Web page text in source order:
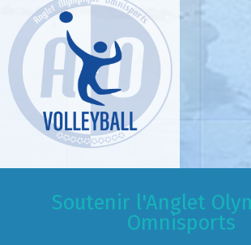
Soutenir l'Anglet
Omnisports